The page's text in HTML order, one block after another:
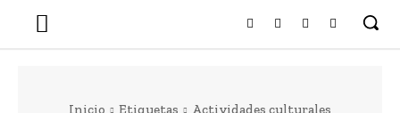
Inicio Etiquetas Actividades culturales